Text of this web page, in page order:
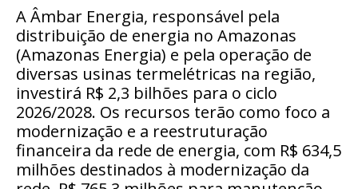
A Âmbar Energia, responsável pela
distribuição de energia no Amazonas
(Amazonas Energia) e pela operação de
diversas usinas termelétricas na região,
investirá R$ 2,3 bilhões para o ciclo
2026/2028. Os recursos terão como foco a
modernização e a reestruturação
financeira da rede de energia, com R$ 634,5
milhões destinados à modernização da